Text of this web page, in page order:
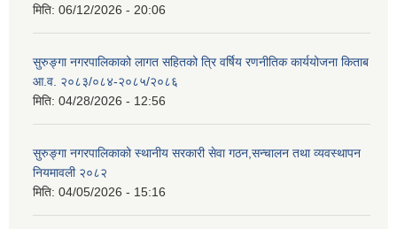
मिति: 06/12/2026 - 20:06
सुरुङ्गा नगरपालिकाको लागत सहितको त्रि वर्षिय रणनीतिक कार्ययोजना किताब
आ.व. २०८३/०८४-२०८५/२०८६
मिति: 04/28/2026 - 12:56
सुरुङ्गा नगरपालिकाको स्थानीय सरकारी सेवा गठन,सन्चालन तथा व्यवस्थापन
नियमावली २०८२
मिति: 04/05/2026 - 15:16